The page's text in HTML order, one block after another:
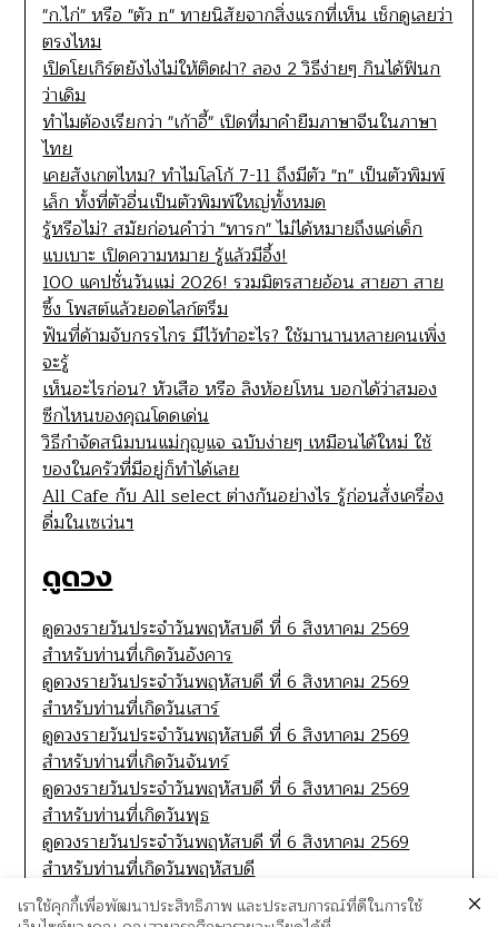
"ก.ไก่" หรือ "ตัว n" ทายนิสัยจากสิ่งแรกที่เห็น เช็กดูเลยว่า
ตรงไหม
เปิดโยเกิร์ตยังไงไม่ให้ติดฝา? ลอง 2 วิธีง่ายๆ กินได้ฟินก
ว่าเดิม
ทำไมต้องเรียกว่า "เก้าอี้" เปิดที่มาคำยืมภาษาจีนในภาษา
ไทย
เคยสังเกตไหม? ทำไมโลโก้ 7-11 ถึงมีตัว "n" เป็นตัวพิมพ์
เล็ก ทั้งที่ตัวอื่นเป็นตัวพิมพ์ใหญ่ทั้งหมด
รู้หรือไม่? สมัยก่อนคำว่า "ทารก" ไม่ได้หมายถึงแค่เด็ก
แบเบาะ เปิดความหมาย รู้แล้วมีอึ้ง!
100 แคปชั่นวันแม่ 2026! รวมมิตรสายอ้อน สายฮา สาย
ซึ้ง โพสต์แล้วยอดไลก์ตรึม
ฟันที่ด้ามจับกรรไกร มีไว้ทำอะไร? ใช้มานานหลายคนเพิ่ง
จะรู้
เห็นอะไรก่อน? หัวเสือ หรือ ลิงห้อยโหน บอกได้ว่าสมอง
ซีกไหนของคุณโดดเด่น
วิธีกำจัดสนิมบนแม่กุญแจ ฉบับง่ายๆ เหมือนได้ใหม่ ใช้
ของในครัวที่มีอยู่ก็ทำได้เลย
All Cafe กับ All select ต่างกันอย่างไร รู้ก่อนสั่งเครื่อง
ดื่มในเซเว่นฯ
ดูดวง
ดูดวงรายวันประจำวันพฤหัสบดี ที่ 6 สิงหาคม 2569
สำหรับท่านที่เกิดวันอังคาร
ดูดวงรายวันประจำวันพฤหัสบดี ที่ 6 สิงหาคม 2569
สำหรับท่านที่เกิดวันเสาร์
ดูดวงรายวันประจำวันพฤหัสบดี ที่ 6 สิงหาคม 2569
สำหรับท่านที่เกิดวันจันทร์
ดูดวงรายวันประจำวันพฤหัสบดี ที่ 6 สิงหาคม 2569
สำหรับท่านที่เกิดวันพุธ
ดูดวงรายวันประจำวันพฤหัสบดี ที่ 6 สิงหาคม 2569
สำหรับท่านที่เกิดวันพฤหัสบดี
เราใช้คุกกี้เพื่อพัฒนาประสิทธิภาพ และประสบการณ์ที่ดีในการใช้